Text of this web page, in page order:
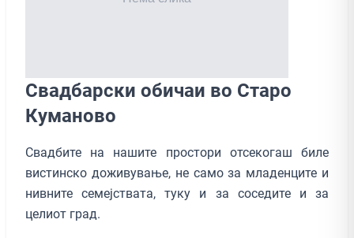
Свадбарски обичаи во Старо
Куманово
Свадбите на нашите простори отсекогаш биле
вистинско доживување, не само за младенците и
нивните семејствата, туку и за соседите и за
целиот град.